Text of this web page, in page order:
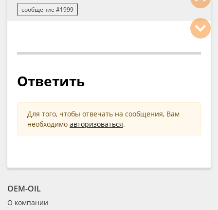
сообщение #1999
Ответить
Для того, чтобы отвечать на сообщения, Вам
необходимо авторизоваться.
OEM-OIL
О компании